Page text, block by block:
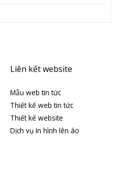
Liên kết website
Mẫu web tin tức
Thiết kế web tin tức
Thiết kế website
Dịch vụ In hình lên áo